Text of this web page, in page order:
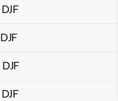
DJF
DJF
DJF
DJF